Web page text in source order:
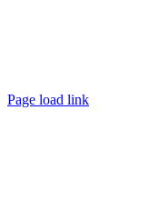
Page load link